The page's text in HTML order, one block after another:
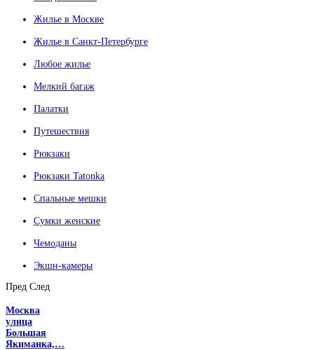
Жилье в Москве
Жилье в Санкт-Петербурге
Любое жилье
Мелкий багаж
Палатки
Путешествия
Рюкзаки
Рюкзаки Tatonka
Спальные мешки
Сумки женские
Чемоданы
Экшн-камеры
Пред След
Москва
улица
Большая
Якиманка,…